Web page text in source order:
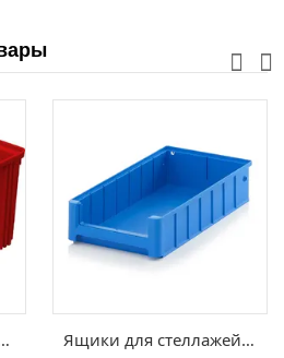
цв. красный Ящики для стеллажей и технологических потоков RK 4209